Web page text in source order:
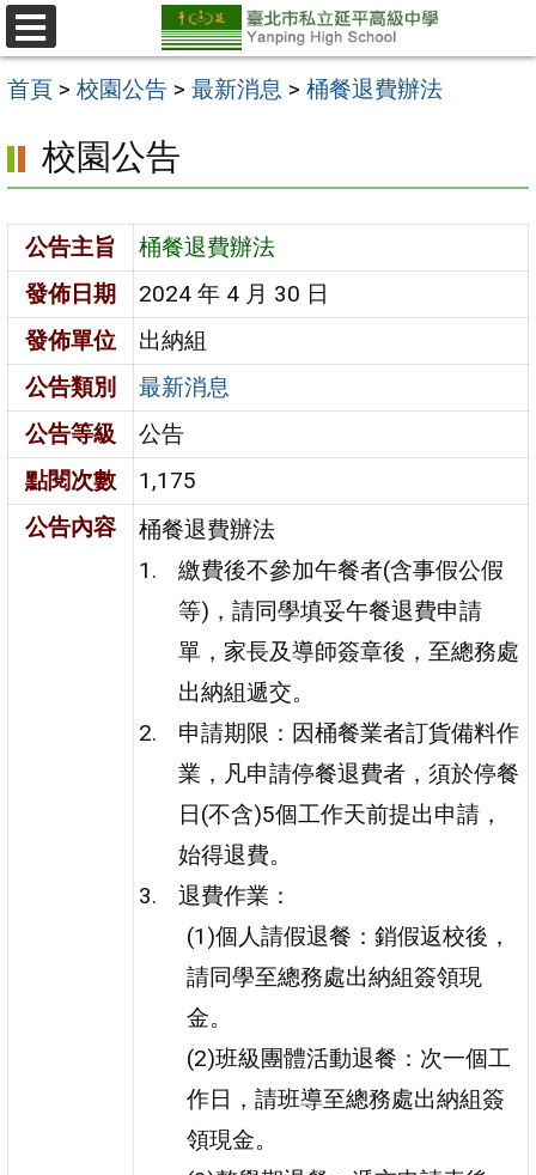
跳
至
主
容
區
選
單
首頁 > 校園公告 > 最新消息 > 桶餐退費辦法
校園公告
公告主旨
桶餐退費辦法
發佈日期
2024 年 4 月 30 日
發佈單位
出納組
公告類別
最新消息
公告等級
公告
點閱次數
1,175
公告內容
桶餐退費辦法
繳費後不參加午餐者(含事假公假
等)，請同學填妥午餐退費申請
單，家長及導師簽章後，至總務處
出納組遞交。
申請期限：因桶餐業者訂貨備料作
業，凡申請停餐退費者，須於停餐
日(不含)5個工作天前提出申請，
始得退費。
退費作業：
(1)個人請假退餐：銷假返校後，
請同學至總務處出納組簽領現
金。
(2)班級團體活動退餐：次一個工
作日，請班導至總務處出納組簽
領現金。